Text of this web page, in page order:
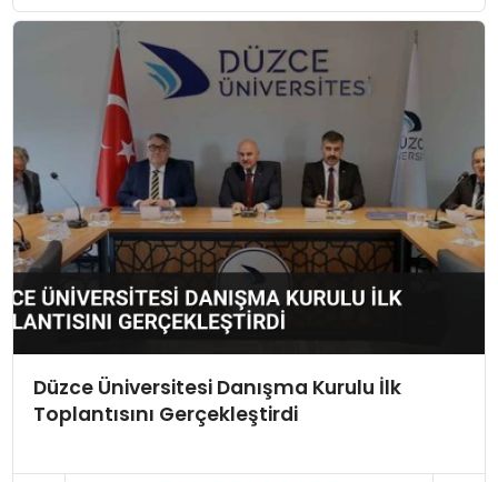
Düzce Üniversitesi Danışma Kurulu İlk
Toplantısını Gerçekleştirdi